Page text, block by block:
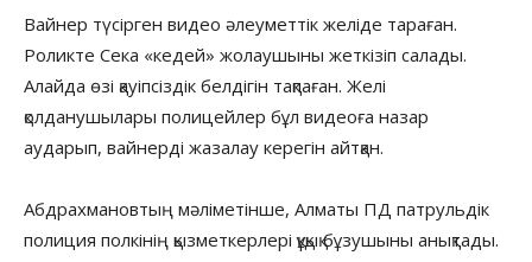
Вайнер түсірген видео әлеуметтік желіде тараған.
Роликте Сека «кедей» жолаушыны жеткізіп салады.
Алайда өзі қауіпсіздік белдігін тақпаған. Желі
қолданушылары полицейлер бұл видеоға назар
аударып, вайнерді жазалау керегін айтқан.
Абдрахмановтың мәліметінше, Алматы ПД патрульдік
полиция полкінің қызметкерлері құқық бұзушыны анықтады.